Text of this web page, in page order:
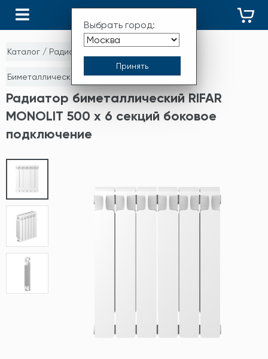
Выбрать город:
Каталог / Радиаторы отопления
Биметаллические монолитные радиаторы
Радиатор биметаллический RIFAR
MONOLIT 500 х 6 секций боковое
подключение